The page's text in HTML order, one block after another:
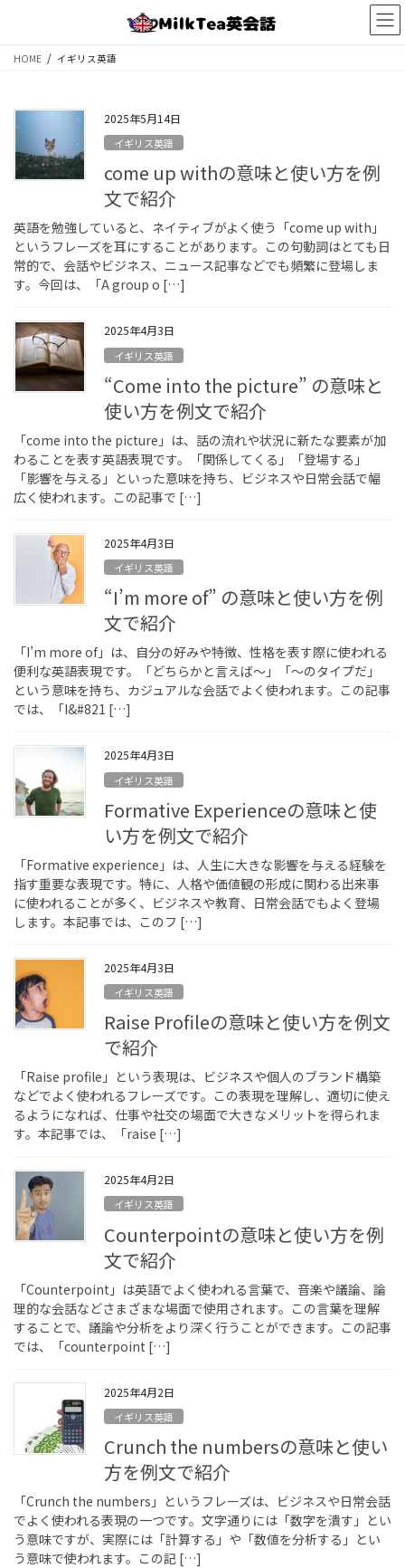
HOME イギリス英語
2025年5月14日
イギリス英語
come up withの意味と使い方を例
文で紹介
英語を勉強していると、ネイティブがよく使う「come up with」
というフレーズを耳にすることがあります。この句動詞はとても日
常的で、会話やビジネス、ニュース記事などでも頻繁に登場しま
す。今回は、「A group o […]
2025年4月3日
イギリス英語
“Come into the picture” の意味と
使い方を例文で紹介
「come into the picture」は、話の流れや状況に新たな要素が加
わることを表す英語表現です。「関係してくる」「登場する」
「影響を与える」といった意味を持ち、ビジネスや日常会話で幅
広く使われます。この記事で […]
2025年4月3日
イギリス英語
“I’m more of” の意味と使い方を例
文で紹介
「I’m more of」は、自分の好みや特徴、性格を表す際に使われる
便利な英語表現です。「どちらかと言えば〜」「〜のタイプだ」
という意味を持ち、カジュアルな会話でよく使われます。この記事
では、「I&#821 […]
2025年4月3日
イギリス英語
Formative Experienceの意味と使
い方を例文で紹介
「Formative experience」は、人生に大きな影響を与える経験を
指す重要な表現です。特に、人格や価値観の形成に関わる出来事
に使われることが多く、ビジネスや教育、日常会話でもよく登場
します。本記事では、このフ […]
2025年4月3日
イギリス英語
Raise Profileの意味と使い方を例文
で紹介
「Raise profile」という表現は、ビジネスや個人のブランド構築
などでよく使われるフレーズです。この表現を理解し、適切に使え
るようになれば、仕事や社交の場面で大きなメリットを得られま
す。本記事では、「raise […]
2025年4月2日
イギリス英語
Counterpointの意味と使い方を例
文で紹介
「Counterpoint」は英語でよく使われる言葉で、音楽や議論、論
理的な会話などさまざまな場面で使用されます。この言葉を理解
することで、議論や分析をより深く行うことができます。この記事
では、「counterpoint […]
2025年4月2日
イギリス英語
Crunch the numbersの意味と使い
方を例文で紹介
「Crunch the numbers」というフレーズは、ビジネスや日常会話
でよく使われる表現の一つです。文字通りには「数字を潰す」とい
う意味ですが、実際には「計算する」や「数値を分析する」とい
う意味で使われます。この記 […]